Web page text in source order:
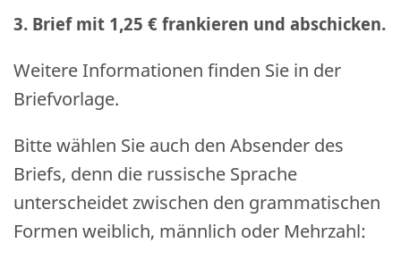
3. Brief mit 1,25 € frankieren und abschicken.
Weitere Informationen finden Sie in der
Briefvorlage.
Bitte wählen Sie auch den Absender des
Briefs, denn die russische Sprache
unterscheidet zwischen den grammatischen
Formen weiblich, männlich oder Mehrzahl: